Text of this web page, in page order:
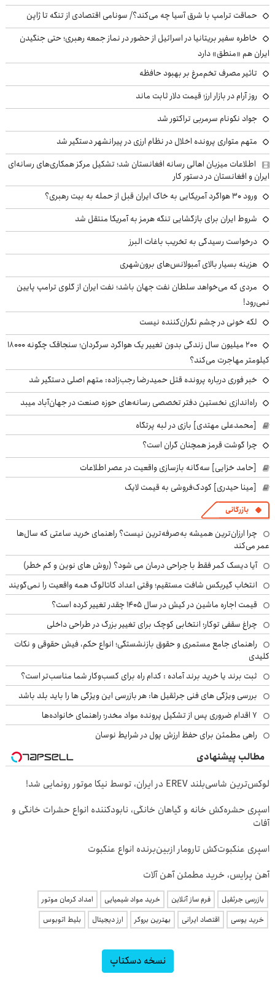
حماقت ترامپ با شرق آسیا چه می‌کند؟/ سونامی اقتصادی از تنگه تا ژاپن
خاطره سفیر بریتانیا در اسرائیل از حضور در نماز جمعه رهبری؛ حتی جنگیدن
ایران هم «منطق» دارد
تاثیر مصرف تخم‌مرغ بر بهبود حافظه
روز آرام در بازار ارز؛ قیمت دلار ثابت ماند
جواد نکونام سرمربی تراکتور شد
متهم متواری پرونده اخلال در نظام ارزی در پیرانشهر دستگیر شد
اطلاعات میزبان اهالی رسانه افغانستان شد؛ تشکیل مرکز همکاری‌های رسانه‌ای
ایران و افغانستان در دستور کار
ورود ۳۰ هواگرد آمریکایی به خاک ایران قبل از حمله به بیت رهبری؟
شروط ایران برای بازگشایی تنگه هرمز به آمریکا منتقل شد
درخواست رسیدگی به تخریب باغات البرز
هزینه بسیار بالای آمبولانس‌های برون‌شهری
مردی که می‌خواهد سلطان نفت جهان باشد؛ نفت ایران از گلوی ترامپ پایین
نمی‌رود!
لکه خونی در چشم نگران‌کننده نیست
۲۰۰ میلیون سال زندگی بدون تغییر یک هواگرد سرگردان؛ سنجاقک‌ چگونه ۱۸۰۰۰
کیلومتر مهاجرت می‌کند؟
خبر فوری درباره پرونده قتل حمیدرضا رجب‌زاده: متهم اصلی دستگیر شد
راه‌اندازی نخستین دفتر تخصصی رسانه‌های حوزه صنعت در جهان‌آباد میبد
[محمدعلی مهتدی] بازی در لبه پرتگاه
چرا گوشت قرمز همچنان گران است؟
[حامد خزایی] سه‌گانه بازسازی واقعیت در عصر اطلاعات
[مینا حیدری] کودک‌فروشی به قیمت لایک
بازرگانی
چرا ارزان‌ترین همیشه به‌صرفه‌ترین نیست؟ راهنمای خرید ساعتی که سال‌ها
عمر می‌کند
آیا دیسک کمر فقط با جراحی درمان می شود؟ (روش های نوین و کم خطر)
انتخاب گیربکس شافت مستقیم؛ وقتی اعداد کاتالوگ همه واقعیت را نمی‌گویند
قیمت اجاره ماشین در کیش در سال ۱۴۰۵ چقدر تغییر کرده است؟
چراغ سقفی توکار؛ انتخابی کوچک برای تغییر بزرگ در طراحی داخلی
راهنمای جامع مستمری و حقوق بازنشستگی؛ انواع حکم، فیش حقوقی و نکات
کلیدی
ثبت برند یا خرید برند آماده : کدام راه برای کسب‌وکار شما مناسب‌تر است؟
بررسی ویژگی های فنی جرثقیل ها: هر بازرسی این ویژگی ها را باید بلد باشد
۷ اقدام ضروری پس از تشکیل پرونده مواد مخدر؛ راهنمای خانواده‌ها
راهی مطمئن برای حفظ ارزش پول در شرایط نوسان
مطالب پیشنهادی
لوکس‌ترین شاسی‌بلند EREV در ایران، توسط نیکا موتور رونمایی شد!
اسپری حشره‌کش خانه و گیاهان خانگی، نابودکننده انواع حشرات خانگی و
آفات
اسپری عنکبوت‌‌کش تارومار ازبین‌برنده انواع عنکبوت
آهن پرایس، خرید مطمئن آهن آلات
بازرسی جرثقیل فرم ساز آنلاین خرید مواد شیمیایی
امداد کرمان موتور
خرید یوسی
اقتصاد ایرانی بهترین بروکر ارز دیجیتال بلیط اتوبوس
نسخه دسکتاپ